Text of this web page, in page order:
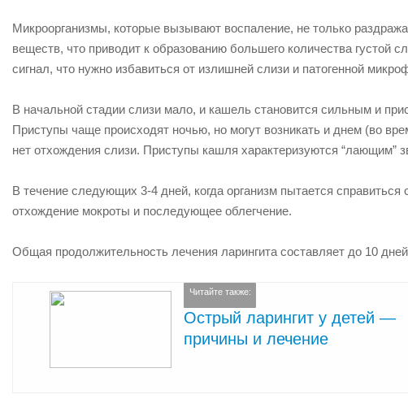
Микроорганизмы, которые вызывают воспаление, не только
веществ, что приводит к образованию большего количества густой
сигнал, что нужно избавиться от излишней слизи и патогенной
В начальной стадии слизи мало, и кашель становится сильным и
Приступы чаще происходят ночью, но могут возникать и днем (во
нет отхождения слизи. Приступы кашля характеризуются “лающим”
В течение следующих 3-4 дней, когда организм пытается
отхождение мокроты и последующее облегчение.
Общая продолжительность лечения ларингита составляет до 10
Читайте также:
Острый ларингит у детей —
причины и лечение